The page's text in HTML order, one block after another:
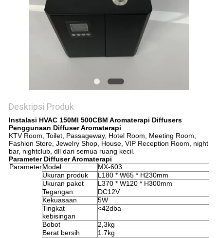
Deskripsi Produk
Instalasi HVAC 150Ml 500CBM Aromaterapi Diffusers
Penggunaan Diffuser Aromaterapi
KTV Room, Toilet, Passageway, Hotel Room, Meeting Room,
Fashion Store, Jewelry Shop, House, VIP Reception Room, night
bar, nightclub, dll dari semua ruang kecil.
Parameter Diffuser Aromaterapi
ParameterModel
MX-603
Ukuran produk
L180 * W65 * H230mm
Ukuran paket
L370 * W120 * H300mm
Tegangan
DC12V
Kekuasaan
5W
Tingkat
kebisingan
<42dba
Bobot
2,3kg
Berat bersih
1.7kg